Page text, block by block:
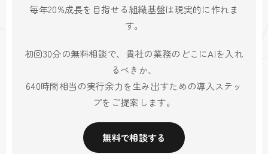
毎年20%成長を目指せる組織基盤は現実的に作れま
す。
初回30分の無料相談で、貴社の業務のどこにAIを入れ
るべきか、
640時間相当の実行余力を生み出すための導入ステッ
プをご提案します。
無料で相談する